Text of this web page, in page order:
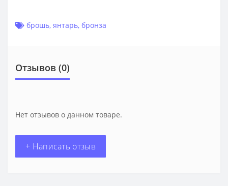
брошь, янтарь, бронза
Отзывов (0)
Нет отзывов о данном товаре.
+ Написать отзыв